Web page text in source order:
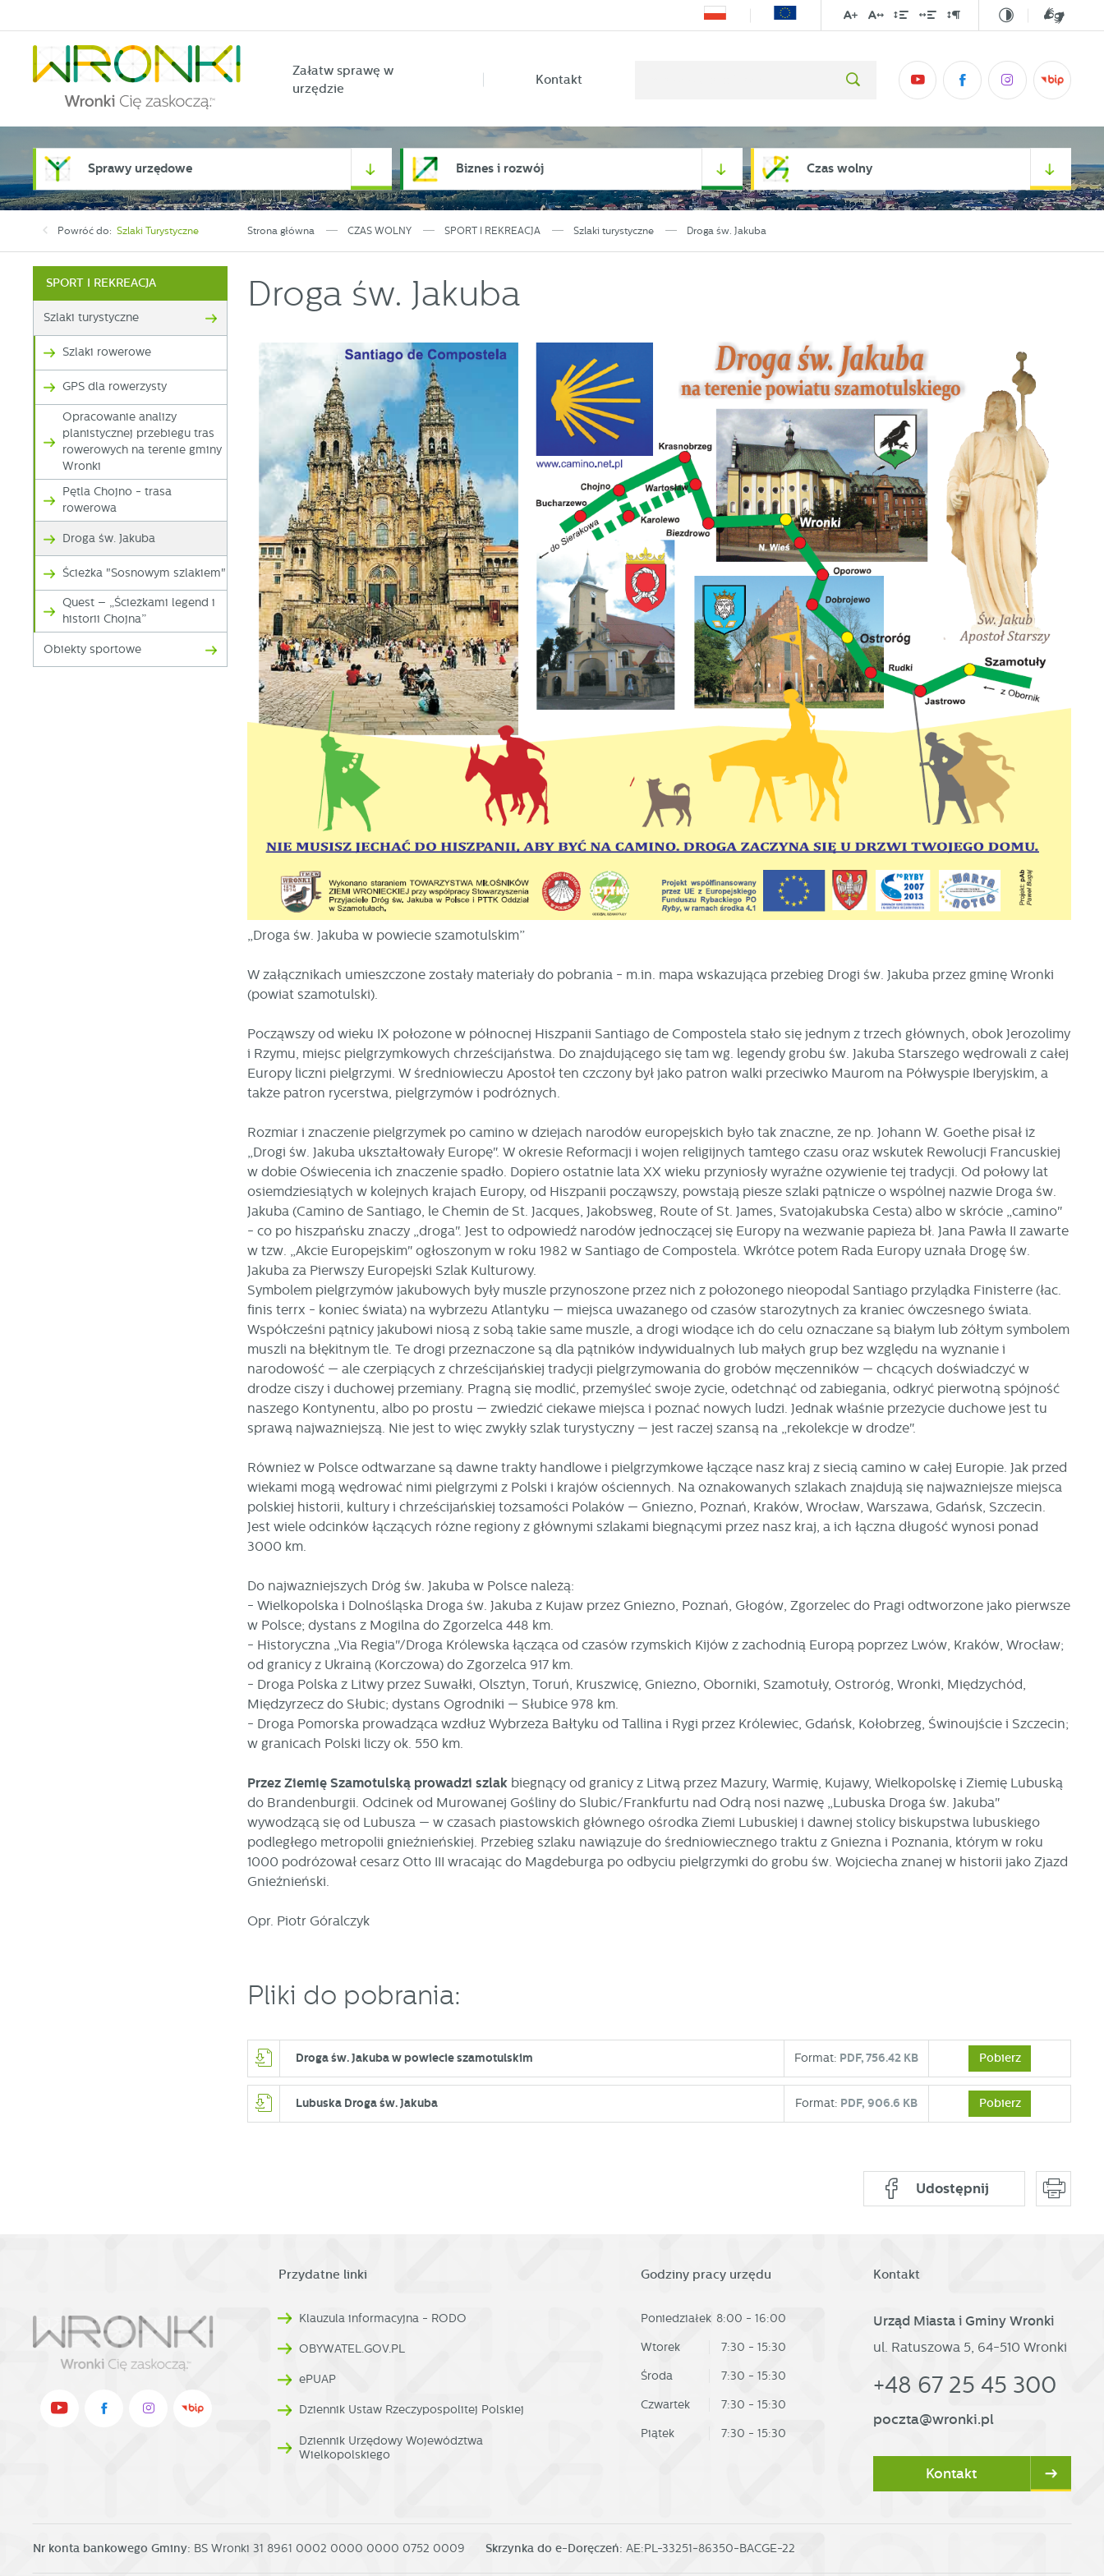
Załatw sprawę w
urzędzie
Kontakt
Sprawy urzędowe Biznes i rozwój Czas wolny
Powróć do: Szlaki Turystyczne Strona główna CZAS WOLNY SPORT I REKREACJA Szlaki turystyczne Droga św. Jakuba
SPORT I REKREACJA
Szlaki turystyczne
Szlaki rowerowe
GPS dla rowerzysty
Opracowanie analizy
planistycznej przebiegu tras
rowerowych na terenie gminy
Wronki
Pętla Chojno - trasa
rowerowa
Droga św. Jakuba
Ścieżka "Sosnowym szlakiem"
Quest – „Ścieżkami legend i
historii Chojna”
Obiekty sportowe
Droga św. Jakuba
„Droga św. Jakuba w powiecie szamotulskim”
W załącznikach umieszczone zostały materiały do pobrania - m.in. mapa wskazująca przebieg Drogi św. Jakuba przez gminę Wronki
(powiat szamotulski).
Począwszy od wieku IX położone w północnej Hiszpanii Santiago de Compostela stało się jednym z trzech głównych, obok Jerozolimy
i Rzymu, miejsc pielgrzymkowych chrześcijaństwa. Do znajdującego się tam wg. legendy grobu św. Jakuba Starszego wędrowali z całej
Europy liczni pielgrzymi. W średniowieczu Apostoł ten czczony był jako patron walki przeciwko Maurom na Półwyspie Iberyjskim, a
także patron rycerstwa, pielgrzymów i podróżnych.
Rozmiar i znaczenie pielgrzymek po camino w dziejach narodów europejskich było tak znaczne, że np. Johann W. Goethe pisał iż
„Drogi św. Jakuba ukształtowały Europę". W okresie Reformacji i wojen religijnych tamtego czasu oraz wskutek Rewolucji Francuskiej
w dobie Oświecenia ich znaczenie spadło. Dopiero ostatnie lata XX wieku przyniosły wyraźne ożywienie tej tradycji. Od połowy lat
osiemdziesiątych w kolejnych krajach Europy, od Hiszpanii począwszy, powstają piesze szlaki pątnicze o wspólnej nazwie Droga św.
Jakuba (Camino de Santiago, le Chemin de St. Jacques, Jakobsweg, Route of St. James, Svatojakubska Cesta) albo w skrócie „camino"
- co po hiszpańsku znaczy „droga". Jest to odpowiedź narodów jednoczącej się Europy na wezwanie papieża bł. Jana Pawła II zawarte
w tzw. „Akcie Europejskim" ogłoszonym w roku 1982 w Santiago de Compostela. Wkrótce potem Rada Europy uznała Drogę św.
Jakuba za Pierwszy Europejski Szlak Kulturowy.
Symbolem pielgrzymów jakubowych były muszle przynoszone przez nich z położonego nieopodal Santiago przylądka Finisterre (łac.
finis terrx - koniec świata) na wybrzeżu Atlantyku — miejsca uważanego od czasów starożytnych za kraniec ówczesnego świata.
Współcześni pątnicy jakubowi niosą z sobą takie same muszle, a drogi wiodące ich do celu oznaczane są białym lub żółtym symbolem
muszli na błękitnym tle. Te drogi przeznaczone są dla pątników indywidualnych lub małych grup bez względu na wyznanie i
narodowość — ale czerpiących z chrześcijańskiej tradycji pielgrzymowania do grobów męczenników — chcących doświadczyć w
drodze ciszy i duchowej przemiany. Pragną się modlić, przemyśleć swoje życie, odetchnąć od zabiegania, odkryć pierwotną spójność
naszego Kontynentu, albo po prostu — zwiedzić ciekawe miejsca i poznać nowych ludzi. Jednak właśnie przeżycie duchowe jest tu
sprawą najważniejszą. Nie jest to więc zwykły szlak turystyczny — jest raczej szansą na „rekolekcje w drodze".
Również w Polsce odtwarzane są dawne trakty handlowe i pielgrzymkowe łączące nasz kraj z siecią camino w całej Europie. Jak przed
wiekami mogą wędrować nimi pielgrzymi z Polski i krajów ościennych. Na oznakowanych szlakach znajdują się najważniejsze miejsca
polskiej historii, kultury i chrześcijańskiej tożsamości Polaków — Gniezno, Poznań, Kraków, Wrocław, Warszawa, Gdańsk, Szczecin.
Jest wiele odcinków łączących różne regiony z głównymi szlakami biegnącymi przez nasz kraj, a ich łączna długość wynosi ponad
3000 km.
Do najważniejszych Dróg św. Jakuba w Polsce należą:
- Wielkopolska i Dolnośląska Droga św. Jakuba z Kujaw przez Gniezno, Poznań, Głogów, Zgorzelec do Pragi odtworzone jako pierwsze
w Polsce; dystans z Mogilna do Zgorzelca 448 km.
- Historyczna „Via Regia"/Droga Królewska łącząca od czasów rzymskich Kijów z zachodnią Europą poprzez Lwów, Kraków, Wrocław;
od granicy z Ukrainą (Korczowa) do Zgorzelca 917 km.
- Droga Polska z Litwy przez Suwałki, Olsztyn, Toruń, Kruszwicę, Gniezno, Oborniki, Szamotuły, Ostroróg, Wronki, Międzychód,
Międzyrzecz do Słubic; dystans Ogrodniki — Słubice 978 km.
- Droga Pomorska prowadząca wzdłuż Wybrzeża Bałtyku od Tallina i Rygi przez Królewiec, Gdańsk, Kołobrzeg, Świnoujście i Szczecin;
w granicach Polski liczy ok. 550 km.
Przez Ziemię Szamotulską prowadzi szlak biegnący od granicy z Litwą przez Mazury, Warmię, Kujawy, Wielkopolskę i Ziemię Lubuską
do Brandenburgii. Odcinek od Murowanej Gośliny do Slubic/Frankfurtu nad Odrą nosi nazwę „Lubuska Droga św. Jakuba"
wywodzącą się od Lubusza — w czasach piastowskich głównego ośrodka Ziemi Lubuskiej i dawnej stolicy biskupstwa lubuskiego
podległego metropolii gnieźnieńskiej. Przebieg szlaku nawiązuje do średniowiecznego traktu z Gniezna i Poznania, którym w roku
1000 podróżował cesarz Otto III wracając do Magdeburga po odbyciu pielgrzymki do grobu św. Wojciecha znanej w historii jako Zjazd
Gnieźnieński.
Opr. Piotr Góralczyk
Pliki do pobrania:
Droga św. Jakuba w powiecie szamotulskim Format: PDF, 756.42 KB Pobierz
Lubuska Droga św. Jakuba Format: PDF, 906.6 KB Pobierz
Udostępnij
Przydatne linki
Klauzula informacyjna - RODO
OBYWATEL.GOV.PL
ePUAP
Dziennik Ustaw Rzeczypospolitej Polskiej
Dziennik Urzędowy Województwa
Wielkopolskiego
Godziny pracy urzędu
Poniedziałek 8:00 - 16:00
Wtorek 7:30 - 15:30
Środa 7:30 - 15:30
Czwartek 7:30 - 15:30
Piątek 7:30 - 15:30
Kontakt
Urząd Miasta i Gminy Wronki
ul. Ratuszowa 5, 64-510 Wronki
+48 67 25 45 300
poczta@wronki.pl
Kontakt
Nr konta bankowego Gminy: BS Wronki 31 8961 0002 0000 0000 0752 0009 Skrzynka do e-Doręczeń: AE:PL-33251-86350-BACGE-22
Ustawienia
Szanujemy Twoją prywatność. Możesz zmienić ustawienia cookies lub zaakceptować
je wszystkie. W dowolnym momencie możesz dokonać zmiany swoich ustawień.
Niezbędne
Niezbędne pliki cookies służą do prawidłowego funkcjonowania strony internetowej
i umożliwiają Ci komfortowe korzystanie z oferowanych przez nas usług.
Pliki cookies odpowiadają na podejmowane przez Ciebie działania w celu m.in.
dostosowania Twoich ustawień preferencji prywatności, logowania czy wypełniania
formularzy. Dzięki plikom cookies strona, z której korzystasz, może działać bez
zakłóceń.
Więcej
Funkcjonalne i personalizacyjne
Tego typu pliki cookies umożliwiają stronie internetowej zapamiętanie
Dzięki tym plikom cookies możemy zapewnić Ci większy komfort korzystania z
funkcjonalności naszej strony poprzez dopasowanie jej do Twoich indywidualnych
preferencji. Wyrażenie zgody na funkcjonalne i personalizacyjne pliki cookies
gwarantuje dostępność większej ilości funkcji na stronie.
Analityczne
Cookies analityczne pozwalają na uzyskanie informacji w zakresie wykorzystywania
witryny internetowej, miejsca oraz częstotliwości, z jaką odwiedzane są nasze
serwisy www. Dane pozwalają nam na ocenę naszych serwisów internetowych pod
względem ich popularności wśród użytkowników. Zgromadzone informacje są
cookies gwarantuje dostępność wszystkich funkcjonalności.
Więcej
Reklamowe
Dzięki reklamowym plikom cookies prezentujemy Ci najciekawsze informacje i
Promocyjne pliki cookies służą do prezentowania Ci naszych komunikatów na
podstawie analizy Twoich upodobań oraz Twoich zwyczajów dotyczących
przeglądanej witryny internetowej. Treści promocyjne mogą pojawić się na stronach
podmiotów trzecich lub firm będących naszymi partnerami oraz innych dostawców
usług. Firmy te działają w charakterze pośredników prezentujących nasze treści w
Więcej
Zapisz wybrane